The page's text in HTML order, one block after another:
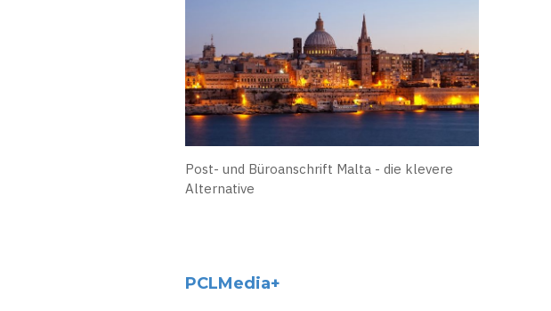
Post- und Büroanschrift Malta - die klevere
Alternative
PCLMedia+